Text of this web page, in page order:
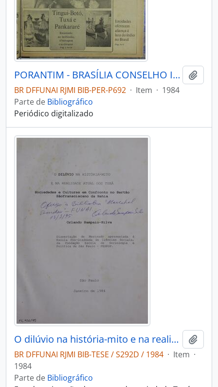
PORANTIM - BRASÍLIA CONSELHO INDIGENISTA MISSIONÁRIO - 1984 - Nº61
BR DFFUNAI RJMI BIB-PER-P692 · Item · 1984
Parte de Bibliográfico
Periódico digitalizado
O dilúvio na história-mito e na realidade atual dos tuxá: sociedades e culturas em confronto no sertão
BR DFFUNAI RJMI BIB-TESE / S292D / 1984 · Item ·
1984
Parte de Bibliográfico